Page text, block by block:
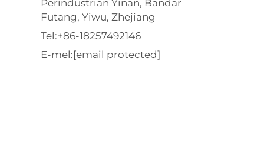
Perindustrian Yinan, Bandar
Futang, Yiwu, Zhejiang
Tel:+86-18257492146
E-mel:[email protected]